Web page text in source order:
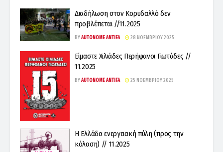
Διαδήλωση στον Κορυδαλλό δεν
προβλέπεται //11.2025
BYAUTONOME ANTIFA 28 ΝΟΕΜΒΡΊΟΥ 2025
Είμαστε Χιλιάδες Περήφανοι Γιωτάδες //
11.2025
BYAUTONOME ANTIFA 25 ΝΟΕΜΒΡΊΟΥ 2025
Η Ελλάδα ενεργειακή πύλη (προς την
κόλαση) // 11.2025